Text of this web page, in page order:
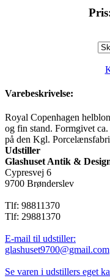
Varebeskrivelse:
Royal Copenhagen
og fin stand. Formgivet
på den Kgl.
Udstiller
Glashuset Antik &
Cypresvej 6
9700 Brønderslev
Tlf: 98811370
Tlf: 29881370
E-mail til udstiller:
glashuset9700@gmail.com
Se varen i udstillers eget